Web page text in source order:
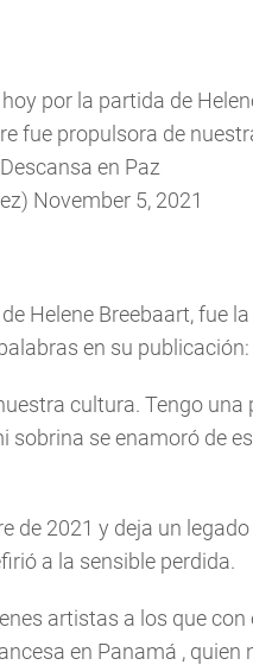
por la partida de
fue propulsora de
en Paz
November 5, 2021
Helene Breebaart, fue
en su publicación:
cultura. Tengo una
sobrina se enamoró de
de 2021 y deja un
a la sensible perdida.
artistas a los que
en Panamá , quien